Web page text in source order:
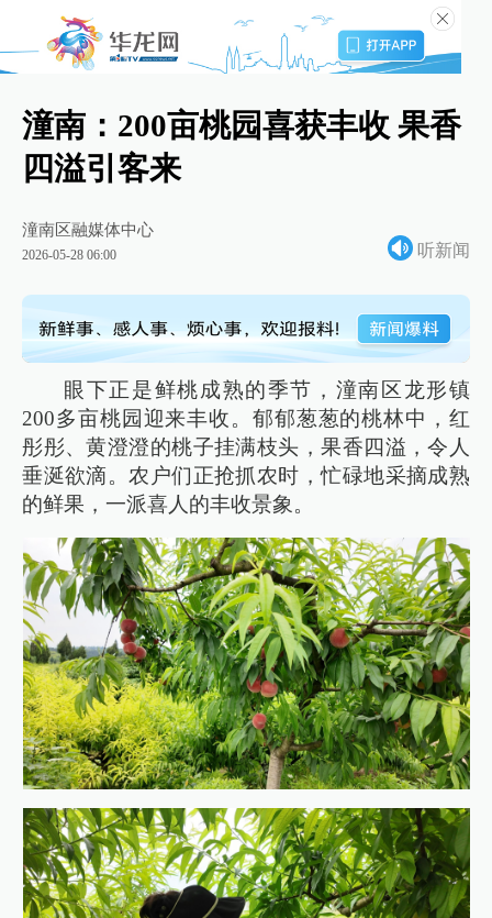
潼南：200亩桃园喜获丰收 果香
四溢引客来
潼南区融媒体中心
2026-05-28 06:00 听新闻
眼下正是鲜桃成熟的季节，潼南区龙形镇
200多亩桃园迎来丰收。郁郁葱葱的桃林中，红
彤彤、黄澄澄的桃子挂满枝头，果香四溢，令人
垂涎欲滴。农户们正抢抓农时，忙碌地采摘成熟
的鲜果，一派喜人的丰收景象。